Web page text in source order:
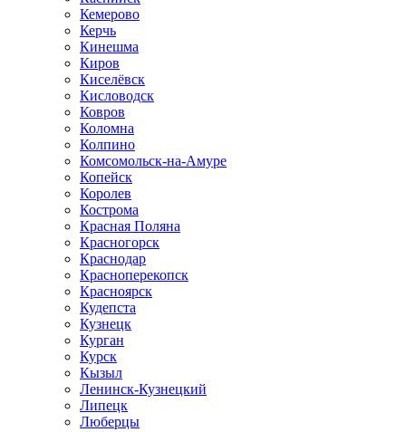
Кемерово
Керчь
Кинешма
Киров
Киселёвск
Кисловодск
Ковров
Коломна
Колпино
Комсомольск-на-Амуре
Копейск
Королев
Кострома
Красная Поляна
Красногорск
Краснодар
Красноперекопск
Красноярск
Кудепста
Кузнецк
Курган
Курск
Кызыл
Ленинск-Кузнецкий
Липецк
Люберцы